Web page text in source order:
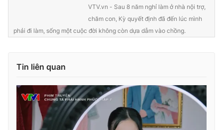
VTV.vn - Sau 8 năm nghỉ làm ở nhà nội trợ,
chăm con, Kỳ quyết định đã đến lúc mình
phải đi làm, sống một cuộc đời không còn dựa dẫm vào chồng.
Tin liên quan